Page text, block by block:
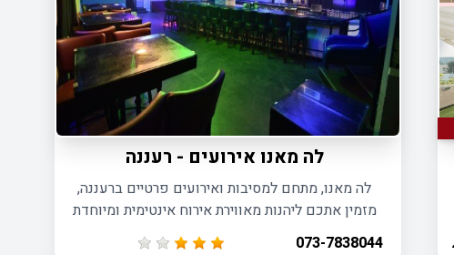
לה מאנו אירועים - רעננה
לה מאנו, מתחם למסיבות ואירועים פרטיים ברעננה,
מזמין אתכם ליהנות מאווירת אירוח אינטימית ומיוחדת
המותאמת למגוון רחב של מסיבות ואירועים פרטיים.
073-7838044